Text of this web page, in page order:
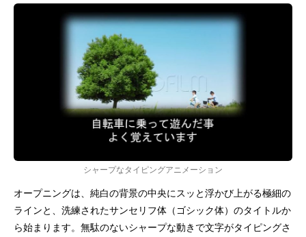
シャープなタイピングアニメーション
オープニングは、純白の背景の中央にスッと浮かび上がる極細の
ラインと、洗練されたサンセリフ体（ゴシック体）のタイトルか
ら始まります。無駄のないシャープな動きで文字がタイピングさ